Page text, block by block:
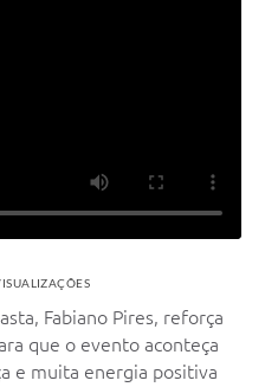
Fabiano Pires, reforça
que o evento aconteça
e muita energia positiva